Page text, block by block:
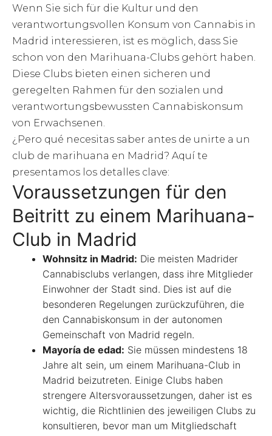
Wenn Sie sich für die Kultur und den
verantwortungsvollen Konsum von Cannabis in
Madrid interessieren, ist es möglich, dass Sie
schon von den Marihuana-Clubs gehört haben.
Diese Clubs bieten einen sicheren und
geregelten Rahmen für den sozialen und
verantwortungsbewussten Cannabiskonsum
von Erwachsenen.
¿Pero qué necesitas saber antes de unirte a un
club de marihuana en Madrid? Aquí te
presentamos los detalles clave:
Voraussetzungen für den
Beitritt zu einem Marihuana-
Club in Madrid
Wohnsitz in Madrid: Die meisten Madrider
Cannabisclubs verlangen, dass ihre Mitglieder
Einwohner der Stadt sind. Dies ist auf die
besonderen Regelungen zurückzuführen, die
den Cannabiskonsum in der autonomen
Gemeinschaft von Madrid regeln.
Mayoría de edad: Sie müssen mindestens 18
Jahre alt sein, um einem Marihuana-Club in
Madrid beizutreten. Einige Clubs haben
strengere Altersvoraussetzungen, daher ist es
wichtig, die Richtlinien des jeweiligen Clubs zu
konsultieren, bevor man um Mitgliedschaft